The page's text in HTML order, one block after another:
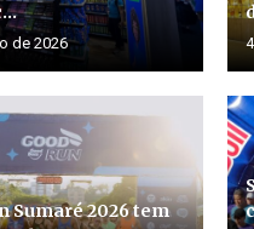
de 2026
Sumaré 2026 tem